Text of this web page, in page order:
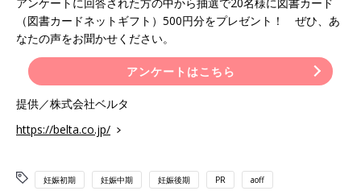
（図書カードネットギフト）500円分をプレゼント！ ぜひ、あ
なたの声をお聞かせください。
アンケートはこちら
提供／株式会社ベルタ
https://belta.co.jp/
妊娠初期 妊娠中期 妊娠後期 PR aoff